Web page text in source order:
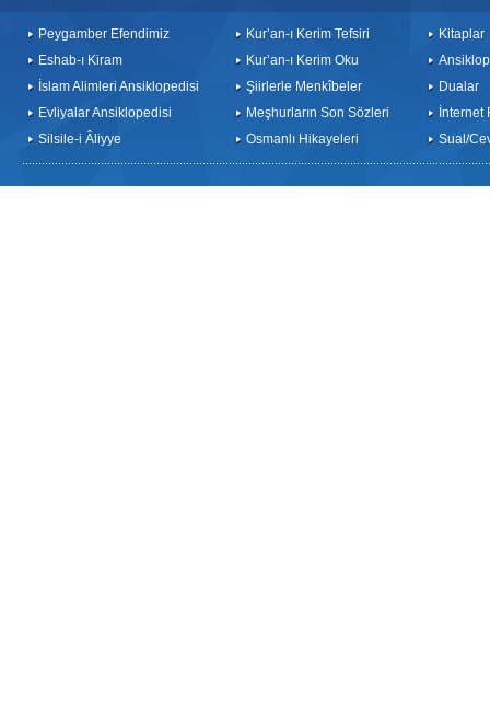
Peygamber Efendimiz
Eshab-ı Kiram
İslam Alimleri Ansiklopedisi
Evliyalar Ansiklopedisi
Silsile-i Âliyye
Kur’an-ı Kerim Tefsiri
Kur’an-ı Kerim Oku
Şiirlerle Menkîbeler
Meşhurların Son Sözleri
Osmanlı Hikayeleri
Kitaplar
Dualar
İnternet
Sual/